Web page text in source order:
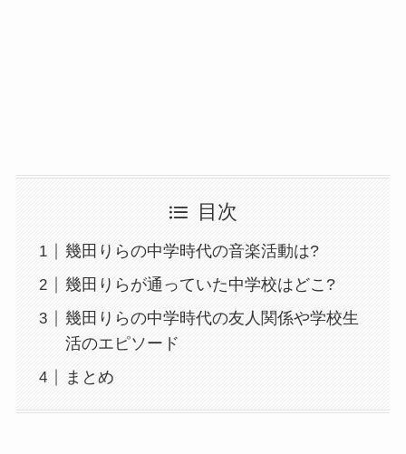
目次
幾田りらの中学時代の音楽活動は?
幾田りらが通っていた中学校はどこ?
幾田りらの中学時代の友人関係や学校生
活のエピソード
まとめ